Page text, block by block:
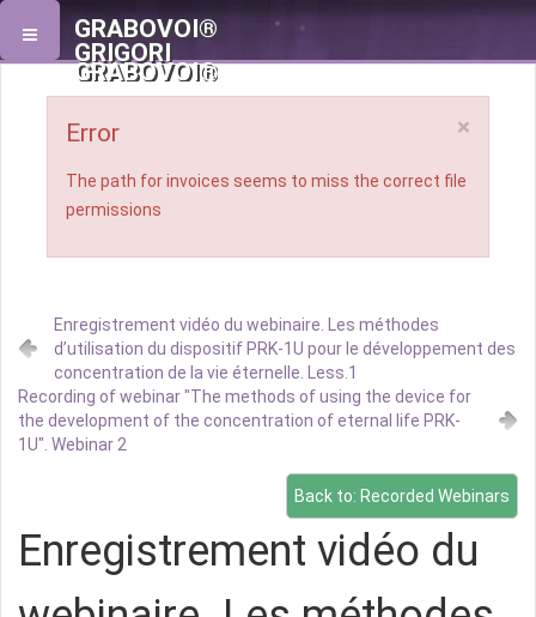
GRABOVOI®
GRIGORI
GRABOVOI®
×
Error
The path for invoices seems to miss the correct file
permissions
Enregistrement vidéo du webinaire. Les méthodes
d’utilisation du dispositif PRK-1U pour le développement des
concentration de la vie éternelle. Less.1
Recording of webinar "The methods of using the device for
the development of the concentration of eternal life PRK-
1U". Webinar 2
Back to: Recorded Webinars
Enregistrement vidéo du